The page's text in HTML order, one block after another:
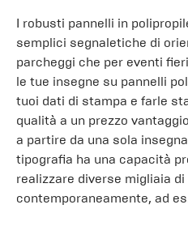
I robusti pannelli in
semplici segnaletiche di
parcheggi che per eventi
le tue insegne su pannelli
tuoi dati di stampa e farle
qualità a un prezzo
a partire da una sola
tipografia ha una capacità
realizzare diverse migliaia
contemporaneamente, ad